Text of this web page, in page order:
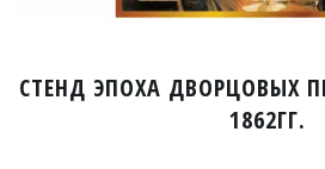
СТЕНД ЭПОXА ДВОРЦОВЫX
1862ГГ.